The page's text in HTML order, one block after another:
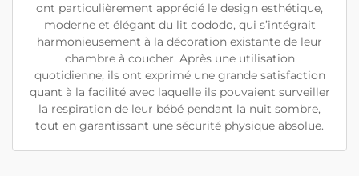
ont particulièrement apprécié le design esthétique,
moderne et élégant du lit cododo, qui s’intégrait
harmonieusement à la décoration existante de leur
chambre à coucher. Après une utilisation
quotidienne, ils ont exprimé une grande satisfaction
quant à la facilité avec laquelle ils pouvaient surveiller
la respiration de leur bébé pendant la nuit sombre,
tout en garantissant une sécurité physique absolue.